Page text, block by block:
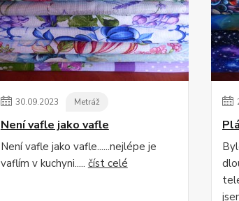
30.09.2023 Metráž
Není vafle jako vafle
Není vafle jako vafle......nejlépe je
vaflím v kuchyni..... číst celé